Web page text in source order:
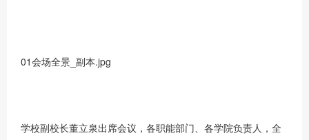
01会场全景_副本.jpg
学校副校长董立泉出席会议，各职能部门、各学院负责人，全